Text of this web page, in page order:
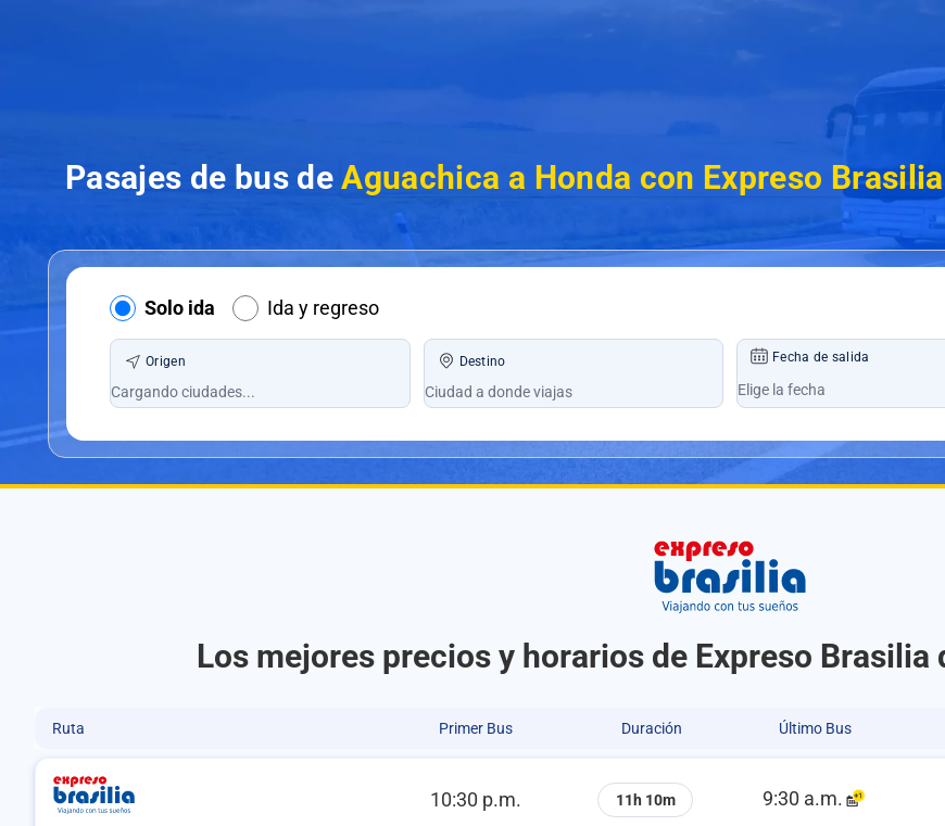
Pasajes de bus deAguachica a Honda con Expreso
Solo ida Ida y regreso
Origen Destino Fecha de salida
Los mejores precios y horarios de Expreso Brasilia
Ruta Primer Bus Duración Último Bus
10:30 p.m. 11h 10m 9:30 a.m.